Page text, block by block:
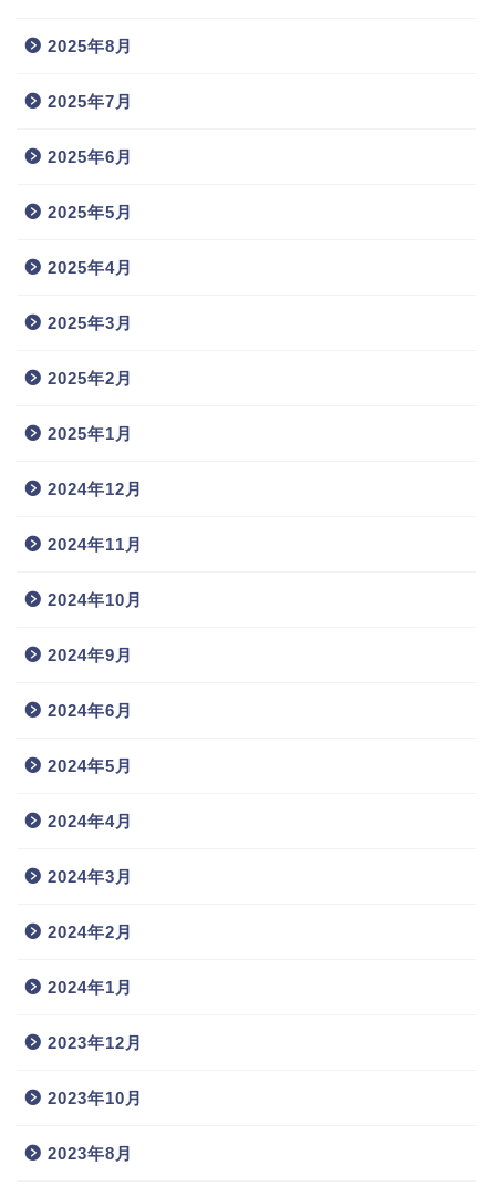
2025年8月
2025年7月
2025年6月
2025年5月
2025年4月
2025年3月
2025年2月
2025年1月
2024年12月
2024年11月
2024年10月
2024年9月
2024年6月
2024年5月
2024年4月
2024年3月
2024年2月
2024年1月
2023年12月
2023年10月
2023年8月